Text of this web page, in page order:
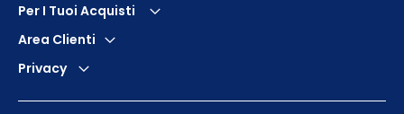
Per I Tuoi Acquisti
Area Clienti
Privacy